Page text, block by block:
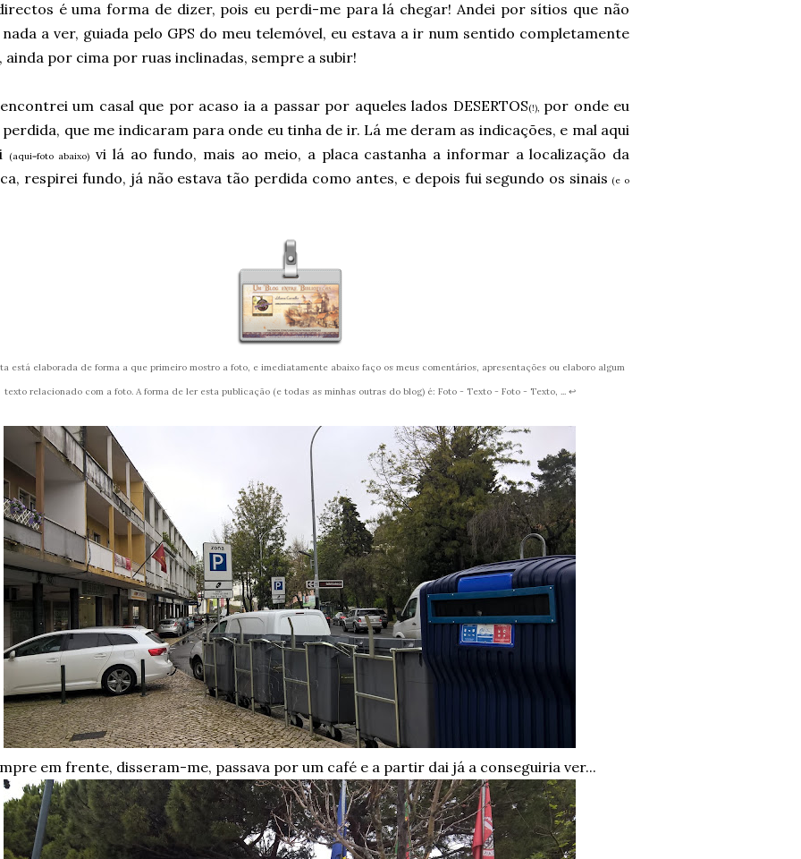
é uma forma de dizer, pois eu perdi-me para lá chegar! Andei por sítios que não
a ver, guiada pelo GPS do meu telemóvel, eu estava a ir num sentido completamente
ainda por cima por ruas inclinadas, sempre a subir!
um casal que por acaso ia a passar por aqueles lados DESERTOS(!), por onde eu
perdida, que me indicaram para onde eu tinha de ir. Lá me deram as indicações, e mal aqui
(aqui=foto abaixo) vi lá ao fundo, mais ao meio, a placa castanha a informar a localização da
respirei fundo, já não estava tão perdida como antes, e depois fui segundo os sinais (e o
está elaborada de forma a que primeiro mostro a foto, e imediatamente abaixo faço os meus comentários, apresentações ou elaboro algum
texto relacionado com a foto. A forma de ler esta publicação (e todas as minhas outras do blog) é: Foto - Texto - Foto - Texto, ... ↩
em frente, disseram-me, passava por um café e a partir dai já a conseguiria ver...